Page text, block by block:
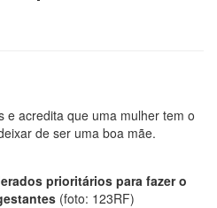
e acredita que uma mulher tem o
de ser uma boa mãe.
prioritários para fazer o
(foto: 123RF)